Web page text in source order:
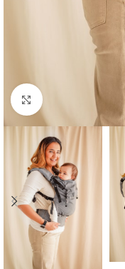
Büyütmek için